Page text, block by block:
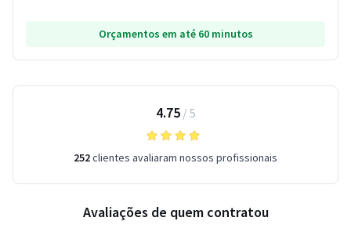
Orçamentos em até 60 minutos
4.75/ 5
252clientes avaliaram nossos profissionais
Avaliações de quem contratou